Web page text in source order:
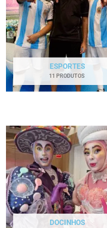
ESPORTES
11 PRODUTOS
DOCINHOS